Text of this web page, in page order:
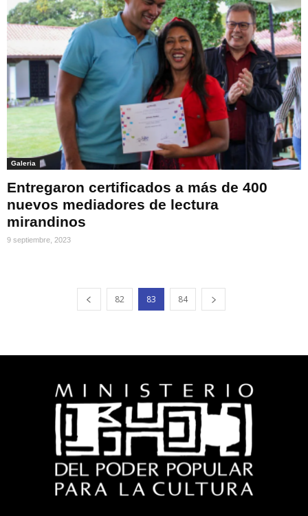
Galeria
Entregaron certificados a más de 400
nuevos mediadores de lectura
mirandinos
9 septiembre, 2023
82 83 84